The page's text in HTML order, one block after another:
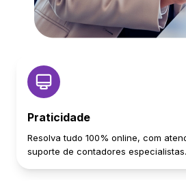
Praticidade
Resolva tudo 100% online, com
suporte de contadores especialistas.